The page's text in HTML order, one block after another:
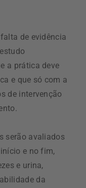
de evidência
a prática deve
e que só com a
de intervenção
serão avaliados
e no fim,
e urina,
da